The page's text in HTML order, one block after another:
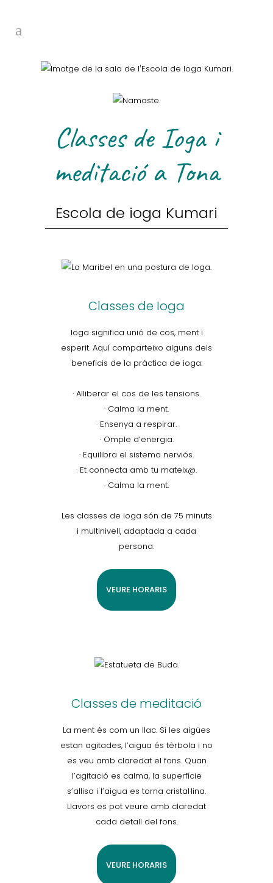
Classes de Ioga i
meditació a Tona
Escola de ioga Kumari
Classes de Ioga
Ioga significa unió de cos, ment i
esperit. Aquí comparteixo alguns dels
beneficis de la pràctica de ioga:
· Alliberar el cos de les tensions.
· Calma la ment.
· Ensenya a respirar.
· Omple d’energia.
· Equilibra el sistema nerviós.
· Et connecta amb tu mateix@.
· Calma la ment.
Les classes de ioga són de 75 minuts
i multinivell, adaptada a cada
persona.
VEURE HORARIS
Classes de meditació
La ment és com un llac. Sí les aigües
estan agitades, l’aigua és tèrbola i no
es veu amb claredat el fons. Quan
l’agitació es calma, la superfície
s’allisa i l’aigua es torna cristal·lina.
Llavors es pot veure amb claredat
cada detall del fons.
VEURE HORARIS